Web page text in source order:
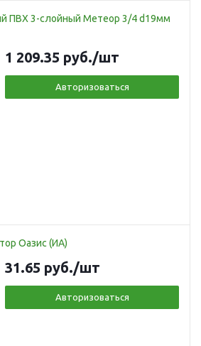
ПВХ 3-слойный Метеор 3/4 d19мм
1 209.35 руб./шт
Авторизоваться
Оазис (ИА)
31.65 руб./шт
Авторизоваться